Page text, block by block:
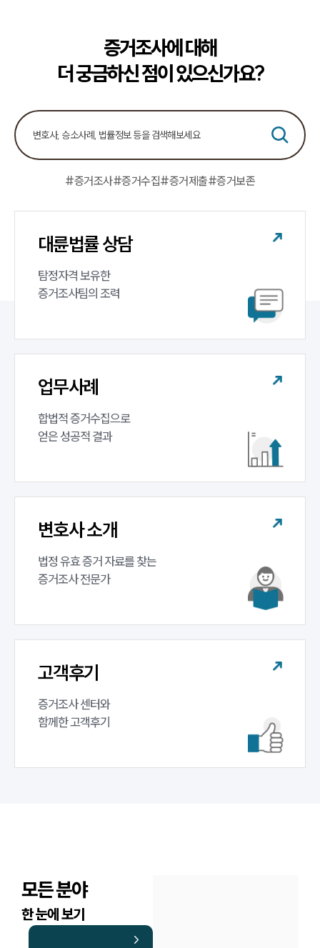
대륜의 강점
오시는 길
고객의 소리
법률정보
법률지식인
증거조사전문변호사
공지사항
법률 블로그
대륜법률상담예약
증거조사에 대해
더 궁금하신 점이 있으신가요?
#증거조사#증거수집#증거제출#증거보존
대륜법률 상담
탐정자격 보유한
증거조사팀의 조력
업무사례
합법적 증거수집으로
얻은 성공적 결과
변호사 소개
법정 유효 증거 자료를 찾는
증거조사 전문가
고객후기
증거조사 센터와
함께한 고객후기
모든 분야
한 눈에 보기